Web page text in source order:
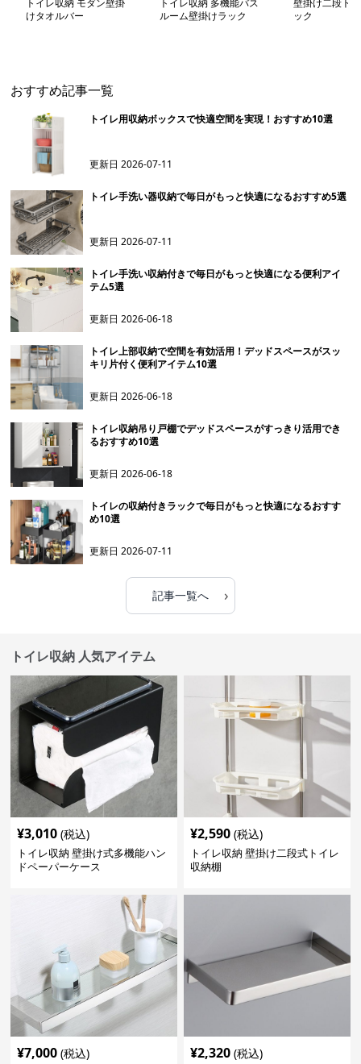
トイレ収納 モダン壁掛
けタオルバー
トイレ収納 多機能バス
ルーム壁掛けラック
壁掛け二段ト
ック
おすすめ記事一覧
トイレ用収納ボックスで快適空間を実現！おすすめ10選
更新日2026-07-11
トイレ手洗い器収納で毎日がもっと快適になるおすすめ5選
更新日2026-07-11
トイレ手洗い収納付きで毎日がもっと快適になる便利アイ
テム5選
更新日2026-06-18
トイレ上部収納で空間を有効活用！デッドスペースがスッ
キリ片付く便利アイテム10選
更新日2026-06-18
トイレ収納吊り戸棚でデッドスペースがすっきり活用でき
るおすすめ10選
更新日2026-06-18
トイレの収納付きラックで毎日がもっと快適になるおすす
め10選
更新日2026-07-11
記事一覧へ ›
トイレ収納 人気アイテム
¥3,010 (税込)
トイレ収納 壁掛け式多機能ハン
ドペーパーケース
¥2,590 (税込)
トイレ収納 壁掛け二段式トイレ
収納棚
¥7,000 (税込) ¥2,320 (税込)